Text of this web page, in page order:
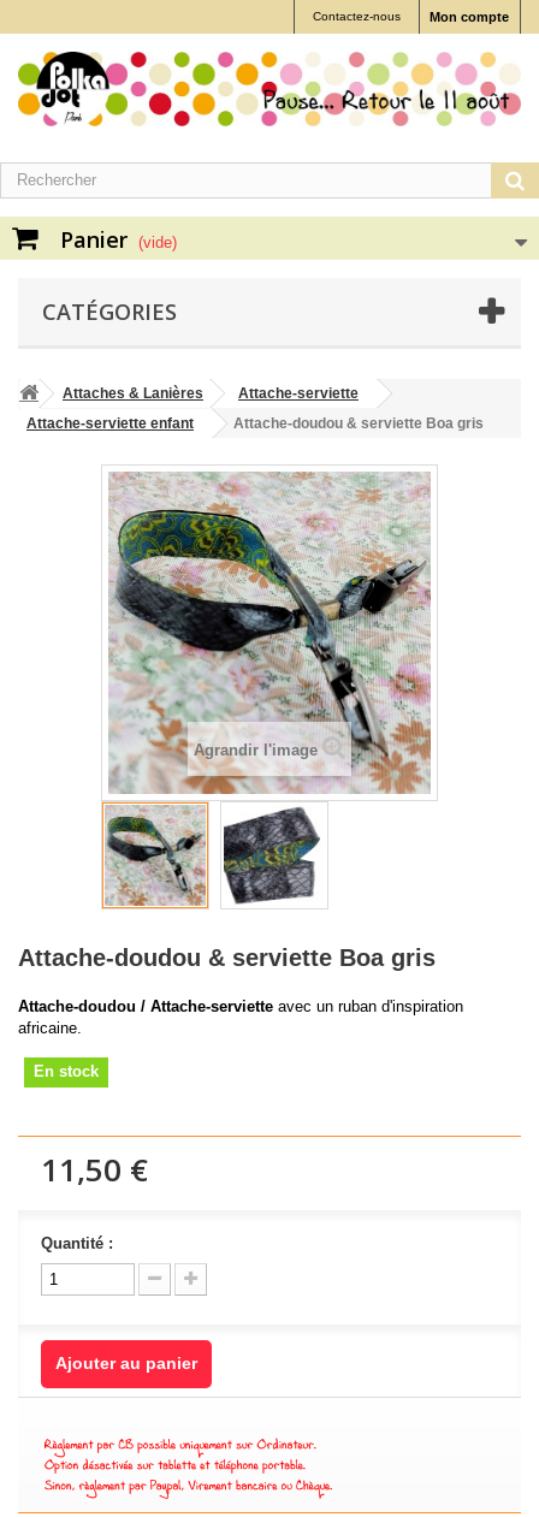
Mon compte
Contactez-nous
Panier (vide)
CATÉGORIES
Attaches & Lanières
Attache-serviette
Attache-serviette enfant
Attache-doudou & serviette Boa gris
Agrandir l'image
Attache-doudou & serviette Boa gris
Attache-doudou / Attache-serviette avec un ruban d'inspiration
africaine.
En stock
11,50 €
Quantité :
Ajouter au panier